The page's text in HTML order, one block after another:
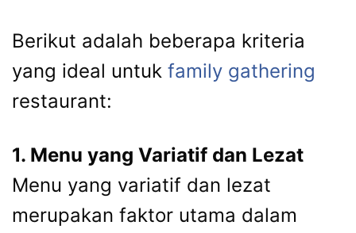
Berikut adalah beberapa kriteria
yang ideal untuk family gathering
restaurant:
1. Menu yang Variatif dan Lezat
Menu yang variatif dan lezat
merupakan faktor utama dalam